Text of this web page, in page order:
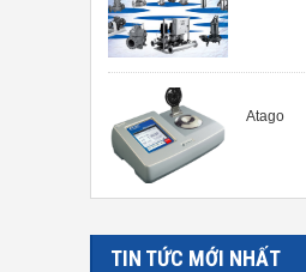
Atago
TIN TỨC MỚI NHẤT